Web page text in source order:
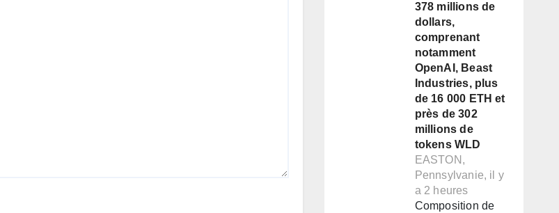
378 millions de
dollars,
comprenant
notamment
OpenAI, Beast
Industries, plus
de 16 000 ETH et
près de 302
millions de
tokens WLD
EASTON,
Pennsylvanie, il y
a 2 heures
Composition de